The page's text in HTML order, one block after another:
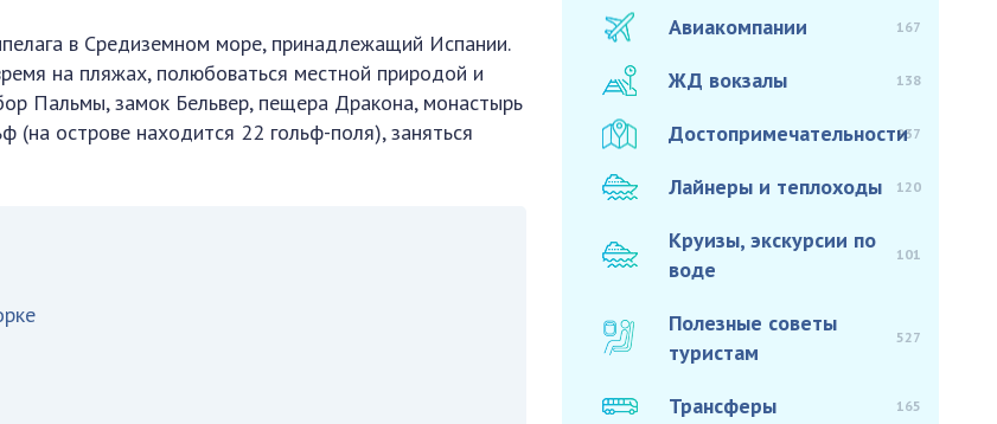
в Средиземном море, принадлежащий Испании.
на пляжах, полюбоваться местной природой и
Пальмы, замок Бельвер, пещера Дракона, монастырь
(на острове находится 22 гольф-поля), заняться
Авиакомпании 167
ЖД вокзалы 138
Достопримечательности937
Лайнеры и теплоходы 120
Круизы, экскурсии по
воде
101
Полезные советы
туристам
527
Трансферы 165